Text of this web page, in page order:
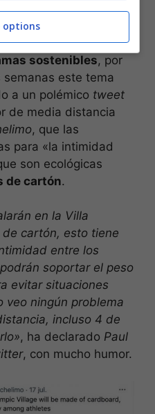
.
duermen los
sostenibles, por
semanas este tema
a un polémico tweet
de media distancia
, que las
para «la intimidad
son ecológicas
de cartón.
en la Villa
cartón, esto tiene
entre los
soportar el peso
evitar situaciones
veo ningún problema
incluso 4 de
, ha declarado Paul
, con mucho humor.
options